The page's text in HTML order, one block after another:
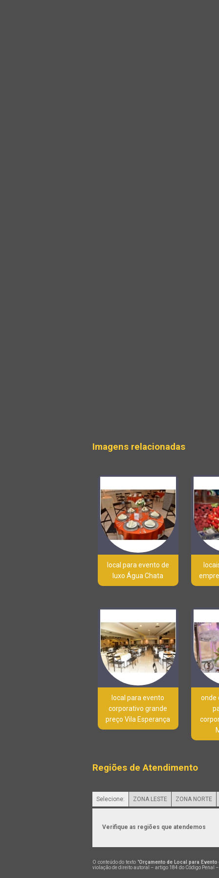
Imagens relacionadas
local para evento de
luxo Água Chata
local para evento
corporativo grande
preço Vila Esperança
onde
Regiões de Atendimento
Selecione: ZONA LESTE ZONA NORTE
Verifique as regiões que atendemos
O conteúdo do texto "Orçamento de Local para Evento
violação de direito autoral – artigo 184 do Código Penal –